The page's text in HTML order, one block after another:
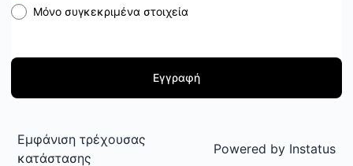
Μόνο συγκεκριμένα στοιχεία
Εγγραφή
Εμφάνιση τρέχουσας
κατάστασης
Powered by Instatus